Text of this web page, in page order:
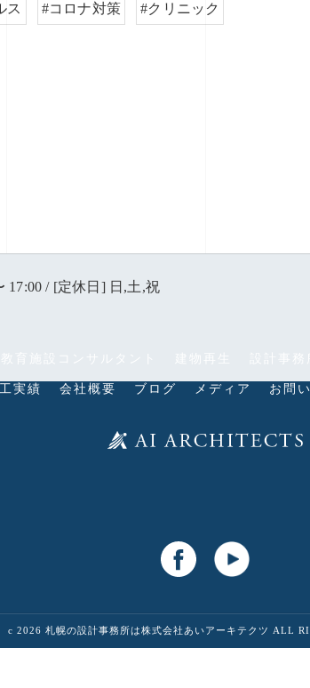
ス #コロナ対策 #クリニック
17:00 / [定休日] 日,土,祝
育施設コンサルタント 建物再生 設計事
実績 会社概要 ブログ メディア お問
c 2026 札幌の設計事務所は株式会社あいアーキテクツ ALL